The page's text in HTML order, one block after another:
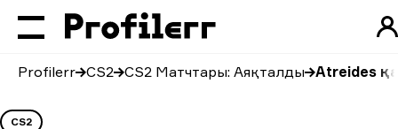
Profilerr CS2 CS2 Матчтары: Аяқталды Atreides
CS2